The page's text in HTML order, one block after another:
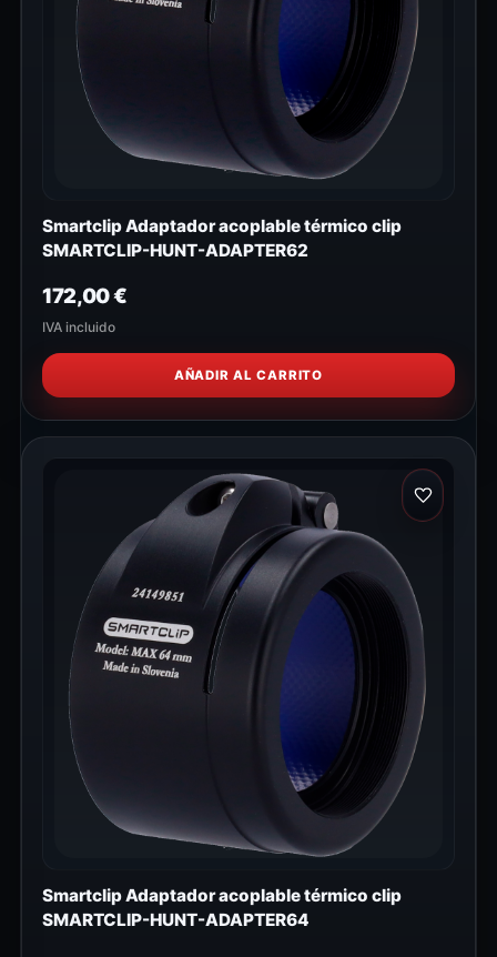
Smartclip Adaptador acoplable térmico clip
SMARTCLIP-HUNT-ADAPTER62
172,00€
IVA incluido
AÑADIR AL CARRITO
Smartclip Adaptador acoplable térmico clip
SMARTCLIP-HUNT-ADAPTER64